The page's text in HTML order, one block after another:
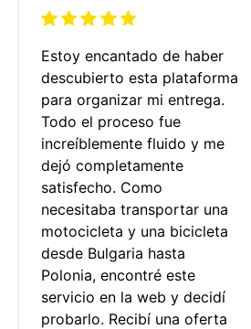
Estoy encantado de haber
descubierto esta plataforma
para organizar mi entrega.
Todo el proceso fue
increíblemente fluido y me
dejó completamente
satisfecho. Como
necesitaba transportar una
motocicleta y una bicicleta
desde Bulgaria hasta
Polonia, encontré este
servicio en la web y decidí
probarlo. Recibí una oferta